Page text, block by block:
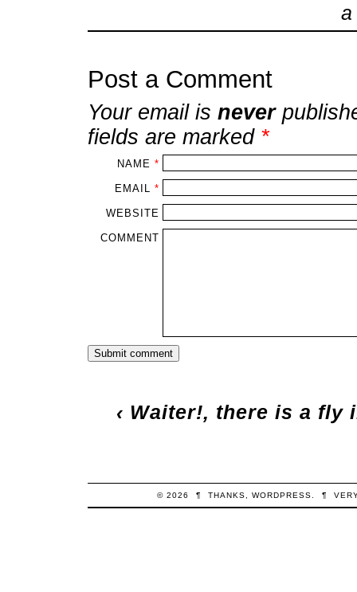
a
Post a Comment
Your email is never
fields are marked *
NAME *
EMAIL *
WEBSITE
COMMENT
‹ Waiter!, there is a fly
© 2026 ¶ THANKS, WORDPRESS ¶